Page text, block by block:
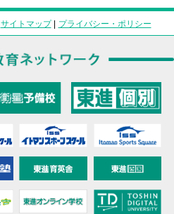
サイトマップ| プライバシー・ポリシー